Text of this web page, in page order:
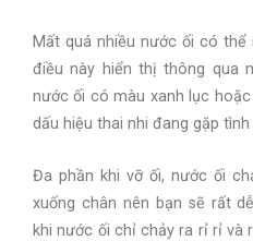
Mất quá nhiều nước ối có
điều này hiển thị thông qua
nước ối có màu xanh lục
dấu hiệu thai nhi đang gặp
Đa phần khi vỡ ối, nước ối
xuống chân nên bạn sẽ rất
khi nước ối chỉ chảy ra rỉ rỉ và